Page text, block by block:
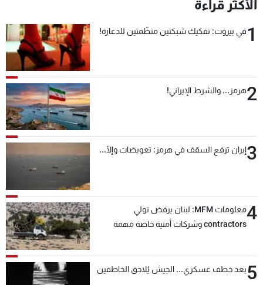
الأكثر قراءة
1في بيروت: تفكيك شبكتين منظّمتين للدعارة!
2هرمز... والشرط الإيراني!
3إيران ترفع السقف في هرمز: تعويضات وإلّا...
4
معلومات MFM: لبنان يرفض تولي
contractors وشركات أمنية خاصة مهمة
5بعد خطف عسكري... الجيش يُلاحق الخاطفين